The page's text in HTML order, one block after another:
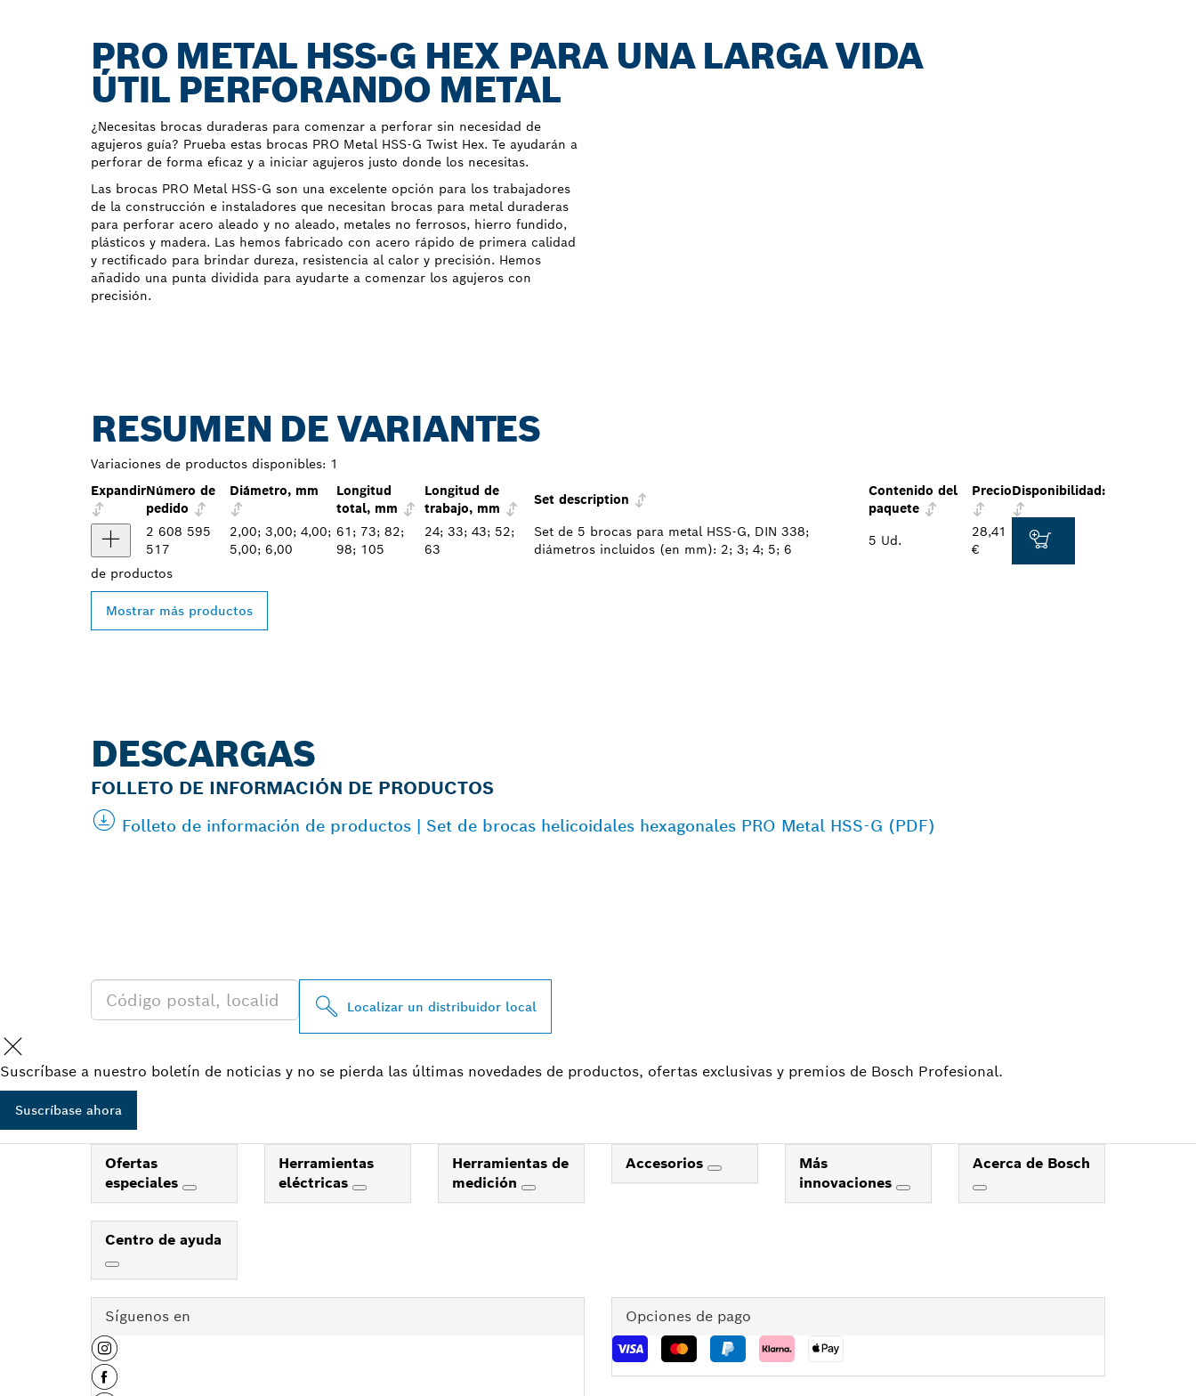
PRO METAL HSS-G HEX PARA UNA LARGA VIDA
ÚTIL PERFORANDO METAL
¿Necesitas brocas duraderas para comenzar a perforar sin necesidad de
agujeros guía? Prueba estas brocas PRO Metal HSS-G Twist Hex. Te ayudarán a
perforar de forma eficaz y a iniciar agujeros justo donde los necesitas.
Las brocas PRO Metal HSS-G son una excelente opción para los trabajadores
de la construcción e instaladores que necesitan brocas para metal duraderas
para perforar acero aleado y no aleado, metales no ferrosos, hierro fundido,
plásticos y madera. Las hemos fabricado con acero rápido de primera calidad
y rectificado para brindar dureza, resistencia al calor y precisión. Hemos
añadido una punta dividida para ayudarte a comenzar los agujeros con
precisión.
RESUMEN DE VARIANTES
Variaciones de productos disponibles: 1
ExpandirNúmero de
pedido
Diámetro, mm
Longitud
total, mm
Longitud de
trabajo, mm
Set description
Contenido del
paquete
PrecioDisponibilidad:
2 608 595
517
2,00; 3,00; 4,00;
5,00; 6,00
61; 73; 82;
98; 105
24; 33; 43; 52;
63
Set de 5 brocas para metal HSS-G, DIN 338;
diámetros incluidos (en mm): 2; 3; 4; 5; 6
5 Ud.
28,41
€
de productos
Mostrar más productos
DESCARGAS
FOLLETO DE INFORMACIÓN DE PRODUCTOS
Folleto de información de productos | Set de brocas helicoidales hexagonales PRO Metal HSS-G (PDF)
Localizar un distribuidor local
Suscríbase a nuestro boletín de noticias y no se pierda las últimas novedades de productos, ofertas exclusivas y premios de Bosch Profesional.
Suscríbase ahora
Ofertas
especiales
Herramientas
eléctricas
Herramientas de
medición
Accesorios
Más
innovaciones
Acerca de Bosch
Centro de ayuda
Síguenos en Opciones de pago